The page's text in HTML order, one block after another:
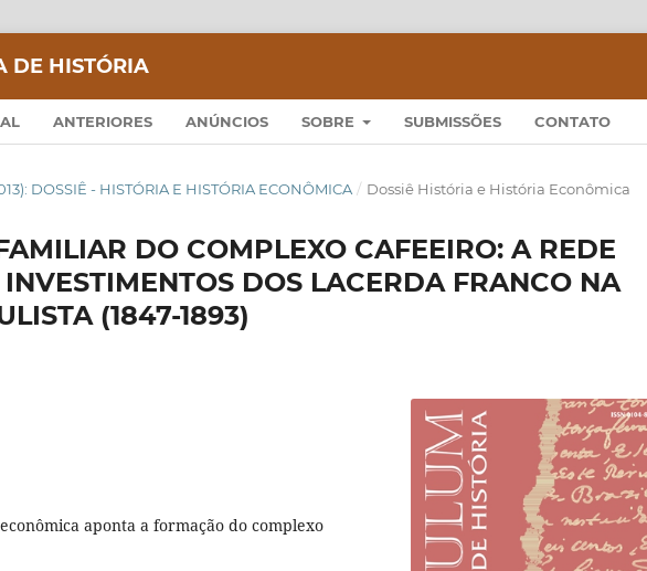
DE HISTÓRIA
ANTERIORES ANÚNCIOS SOBRE SUBMISSÕES CONTATO
DOSSIÊ - HISTÓRIA E HISTÓRIA ECONÔMICA / Dossiê História e História Econômica
DO COMPLEXO CAFEEIRO: A REDE
DOS LACERDA FRANCO NA
(1847-1893)
aponta a formação do complexo